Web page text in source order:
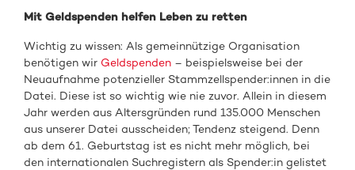
Mit Geldspenden helfen Leben zu retten
Wichtig zu wissen: Als gemeinnützige Organisation
benötigen wir Geldspenden – beispielsweise bei der
Neuaufnahme potenzieller Stammzellspender:innen in die
Datei. Diese ist so wichtig wie nie zuvor. Allein in diesem
Jahr werden aus Altersgründen rund 135.000 Menschen
aus unserer Datei ausscheiden; Tendenz steigend. Denn
ab dem 61. Geburtstag ist es nicht mehr möglich, bei
den internationalen Suchregistern als Spender:in gelistet